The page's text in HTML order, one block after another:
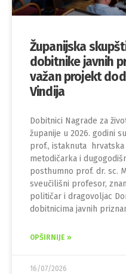
Županijska
dobitnike javnih
važan projekt
Vindija
Dobitnici Nagrade za
županije u 2026. godini
prof., istaknuta hrvatska
metodičarka i
posthumno prof. dr. sc.
sveučilišni profesor,
političar i dragovoljac
dobitnicima javnih
OPŠIRNIJE »
16/07/2026